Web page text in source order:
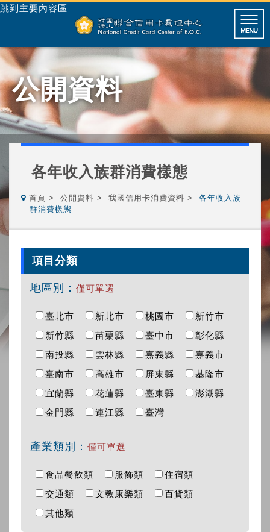
跳到主要內容區
公開資料
各年收入族群消費樣態
首頁 公開資料 我國信用卡消費資料
各年收入族
群消費樣態
項目分類
地區別： 僅可單選
臺北市 新北市 桃園市
新竹市
新竹縣
苗栗縣 臺中市
彰化縣
南投縣
雲林縣 嘉義縣
嘉義市
臺南市
高雄市 屏東縣
基隆市
宜蘭縣
花蓮縣 臺東縣
澎湖縣
金門縣
連江縣 臺灣
產業類別： 僅可單選
食品餐飲類 服飾類
住宿類
交通類
文教康樂類
百貨類
其他類